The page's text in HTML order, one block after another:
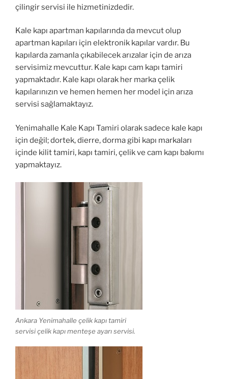
çilingir servisi ile hizmetinizdedir.
Kale kapı apartman kapılarında da mevcut olup
apartman kapıları için elektronik kapılar vardır. Bu
kapılarda zamanla çıkabilecek arızalar için de arıza
servisimiz mevcuttur. Kale kapı cam kapı tamiri
yapmaktadır. Kale kapı olarak her marka çelik
kapılarınızın ve hemen hemen her model için arıza
servisi sağlamaktayız.
Yenimahalle Kale Kapı Tamiri olarak sadece kale kapı
için değil; dortek, dierre, dorma gibi kapı markaları
içinde kilit tamiri, kapı tamiri, çelik ve cam kapı bakımı
yapmaktayız.
Ankara Yenimahalle çelik kapı tamiri
servisi çelik kapı menteşe ayarı servisi.